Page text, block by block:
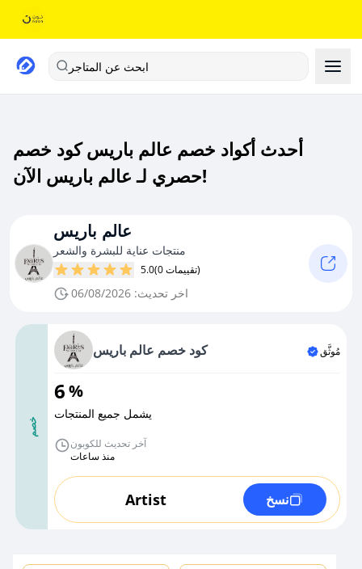
ابحث عن المتاجر
أحدث أكواد خصم عالم باريس كود خصم
حصري لـ عالم باريس الآن!
عالم باريس
منتجات عناية للبشرة والشعر
5.0 (0 تقييمات)
اخر تحديث: 06/08/2026
خصم
كود خصم عالم باريس مُوثَّق
6%
يشمل جميع المنتجات
آخر تحديث للكوبون
منذ ساعات
Artist نسخ